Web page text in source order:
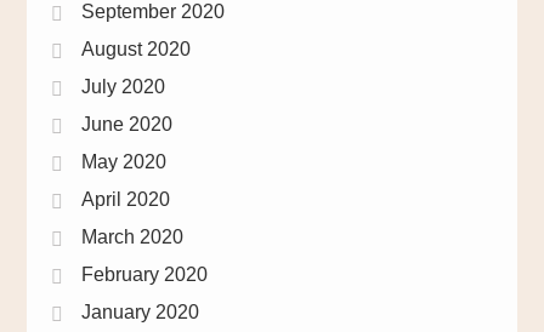
September 2020
August 2020
July 2020
June 2020
May 2020
April 2020
March 2020
February 2020
January 2020